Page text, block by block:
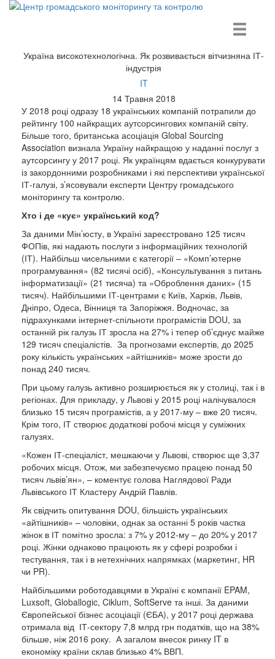
Україна високотехнологічна. Як розвивається вітчизняна ІТ-
індустрія
IT
14 Травня 2018
У 2018 році одразу 18 українських компаній потрапили до
рейтингу 100 найкращих аутсорсингових компаній світу.
Більше того, британська асоціація Global Sourcing
Association визнала Україну найкращою у наданні послуг з
аутсорсингу у 2017 році. Як українцям вдається конкурувати
із закордонними розробниками і які перспективи української
ІТ-галузі, з’ясовували експерти Центру громадського
моніторингу та контролю.
Хто і де «кує» український код?
За даними Мін’юсту, в Україні зареєстровано 125 тисяч
ФОПів, які надають послуги з інформаційних технологій
(ІТ). Найбільш чисельними є категорії – «Комп’ютерне
програмування» (82 тисячі осіб), «Консультування з питань
інформатизації» (21 тисяча) та «Оброблення даних» (15
тисяч). Найбільшими ІТ-центрами є Київ, Харків, Львів,
Дніпро, Одеса, Вінниця та Запоріжжя. Водночас, за
підрахунками інтернет-спільноти програмістів DOU, за
останній рік галузь ІТ зросла на 27% і тепер об’єднує майже
129 тисяч спеціалістів. За прогнозами експертів, до 2025
року кількість українських «айтішників» може зрости до
понад 240 тисяч.
При цьому галузь активно розширюється як у столиці, так і в
регіонах. Для прикладу, у Львові у 2015 році налічувалося
близько 15 тисяч програмістів, а у 2017-му – вже 20 тисяч.
Крім того, ІТ створює додаткові робочі місця у суміжних
галузях.
«Кожен ІТ-спеціаліст, мешкаючи у Львові, створює ще 3,37
робочих місця. Отож, ми забезпечуємо працею понад 50
тисяч львів’ян», – коментує голова Наглядової Ради
Львівського ІТ Кластеру Андрій Павлів.
Як свідчить опитування DOU, більшість українських
«айтішників» – чоловіки, однак за останні 5 років частка
жінок в ІТ помітно зросла: з 7% у 2012-му – до 20% у 2017
році. Жінки однаково працюють як у сфері розробки і
тестування, так і в нетехнічних напрямках (маркетинг, HR
чи PR).
Найбільшими роботодавцями в Україні є компанії EPAM,
Luxsoft, Globallogic, Ciklum, SoftServe та інші. За даними
Європейської бізнес асоціації (ЄБА), у 2017 році держава
отримала від ІТ-сектору 7,8 млрд грн податків, що на 38%
більше, ніж 2016 року. А загалом внесок ринку IT в
економіку країни склав близько 4% ВВП.